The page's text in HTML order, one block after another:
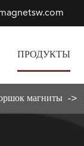
ПРОДУКТЫ
магниты